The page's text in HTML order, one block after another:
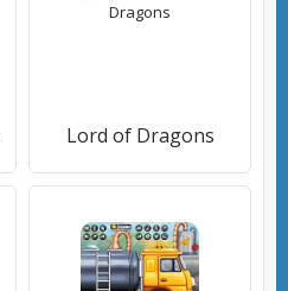
Lord of Dragons